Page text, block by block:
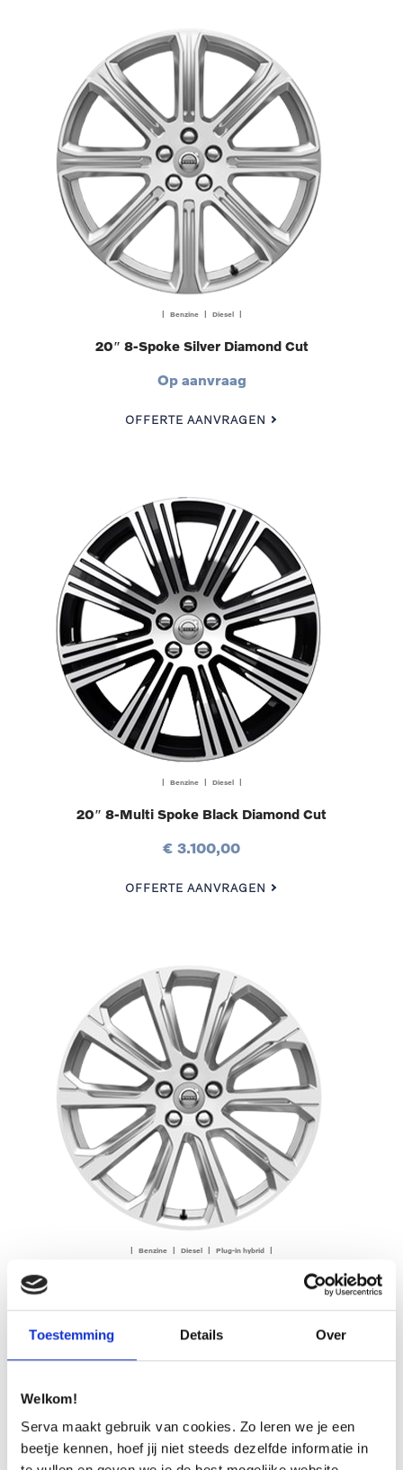
Toestemming Details Over
Welkom!
Serva maakt gebruik van cookies. Zo leren we je een
beetje kennen, hoef jij niet steeds dezelfde informatie in
| Benzine | Diesel |
20″ 8-Spoke Silver Diamond Cut
Op aanvraag
OFFERTE AANVRAGEN
| Benzine | Diesel |
20″ 8-Multi Spoke Black Diamond Cut
€ 3.100,00
OFFERTE AANVRAGEN
| Benzine | Diesel | Plug-in hybrid |
20″ 10-Spoke Silver Diamond Cut – 1030
Op aanvraag